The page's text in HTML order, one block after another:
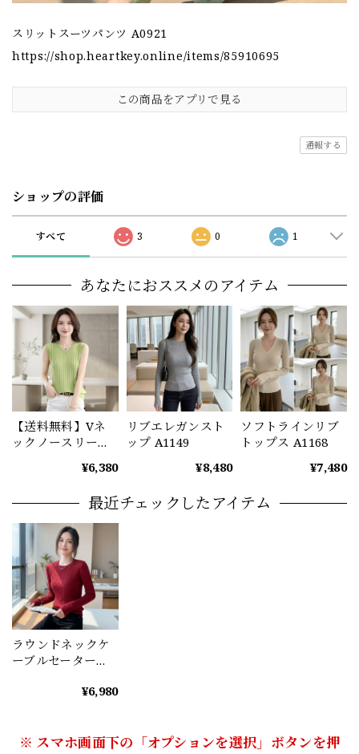
スリットスーツパンツ A0921
https://shop.heartkey.online/items/85910695
この商品をアプリで見る
通報する
ショップの評価
すべて 3 0 1
あなたにおススメのアイテム
【送料無料】Vネ
ックノースリーブ
（6color） A1045
¥6,380
リブエレガンスト
ップ A1149
¥8,480
ソフトラインリブ
トップス A1168
¥7,480
最近チェックしたアイテム
ラウンドネックケ
ーブルセーター
¥6,980
※ スマホ画面下の「オプションを選択」ボタンを押